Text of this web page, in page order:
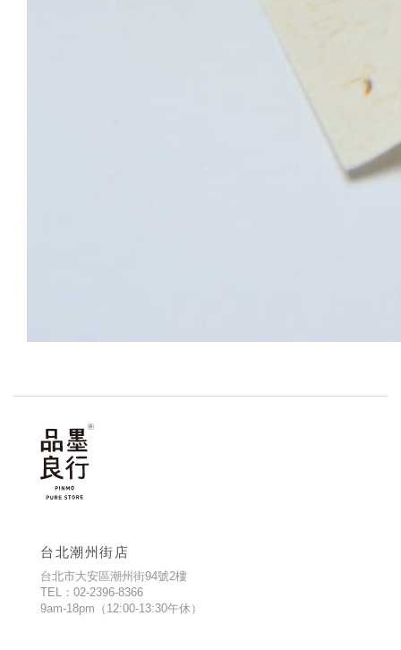
台北潮州街店
台北市大安區潮州街94號2樓
TEL：02-2396-8366
9am-18pm（12:00-13:30午休）